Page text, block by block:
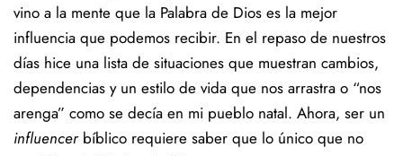
vino a la mente que la Palabra de Dios es la mejor
influencia que podemos recibir. En el repaso de nuestros
días hice una lista de situaciones que muestran cambios,
dependencias y un estilo de vida que nos arrastra o “nos
arenga” como se decía en mi pueblo natal. Ahora, ser un
influencerbíblico requiere saber que lo único que no